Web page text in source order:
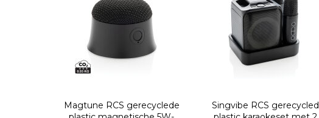
Magtune RCS gerecyclede
Singvibe RCS gerecycled